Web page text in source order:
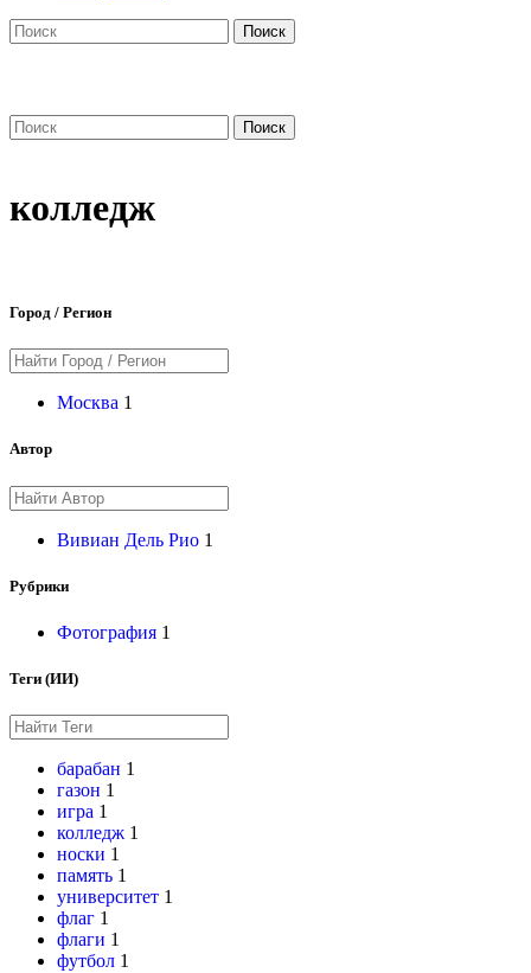
Поиск
Поиск
колледж
Город / Регион
Москва 1
Автор
Вивиан Дель Рио 1
Рубрики
Фотография 1
Теги (ИИ)
барабан 1
газон 1
игра 1
колледж 1
носки 1
память 1
университет 1
флаг 1
флаги 1
футбол 1